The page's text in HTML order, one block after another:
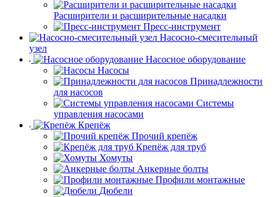
Расширители и расширительные насадки
Пресс-инструмент
Насосно-смесительный
узел
Насосное оборудование
Насосы
Принадлежности
для насосов
Системы
управления насосами
Крепёж
Прочий крепёж
Крепёж для труб
Хомуты
Анкерные болты
Профили монтажные
Дюбели